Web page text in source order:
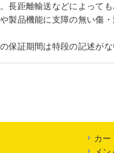
長距離輸送などによって
製品機能に支障の無い傷
の保証期間は特段の記述が
カー